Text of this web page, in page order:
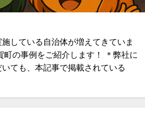
している自治体が増えてきていま
町の事例をご紹介します！ ＊弊社に
ても、本記事で掲載されている